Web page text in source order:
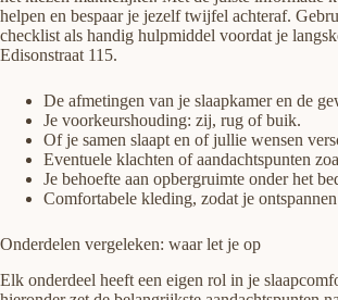
helpen en bespaar je jezelf twijfel achteraf.
checklist als handig hulpmiddel voordat je
Edisonstraat 115.
De afmetingen van je slaapkamer en de
Je voorkeurshouding: zij, rug of buik.
Of je samen slaapt en of jullie wensen
Eventuele klachten of aandachtspunten
Je behoefte aan opbergruimte onder het
Comfortabele kleding, zodat je
Onderdelen vergeleken: waar let je op
Elk onderdeel heeft een eigen rol in je